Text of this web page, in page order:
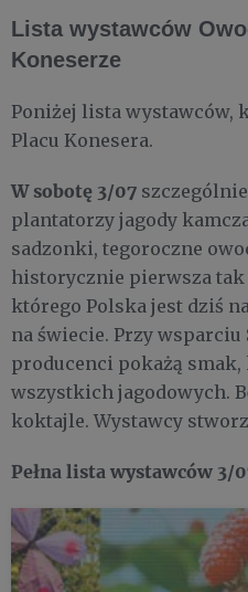
Lista wystawców
Koneserze
Poniżej lista wystawców,
Placu Konesera.
W sobotę 3/07
plantatorzy jagody
sadzonki, tegoroczne
historycznie pierwsza tak
którego Polska jest dziś
na świecie. Przy wsparciu
producenci pokażą smak,
wszystkich jagodowych.
koktajle. Wystawcy
Pełna lista wystawców 3/